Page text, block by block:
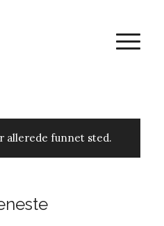
allerede funnet sted.